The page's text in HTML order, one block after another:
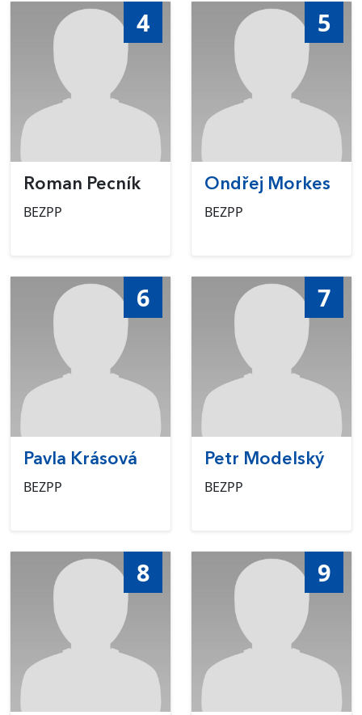
4
Roman Pecník
BEZPP
5
Ondřej Morkes
BEZPP
6
Pavla Krásová
BEZPP
7
Petr Modelský
BEZPP
8 9